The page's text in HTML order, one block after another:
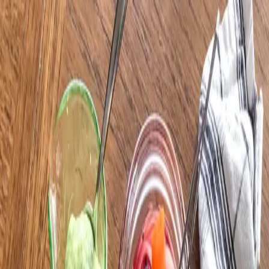
10% medlemsrabatt på hela sortimentet
Mylla.se
Sök efter produkter...
Kategorier
Nyheter
Recept
Medlemskap
Om Mylla